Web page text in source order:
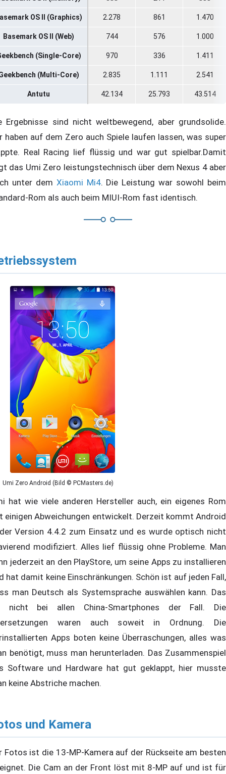
OS II (Graphics) 2.278 861 1.470
Basemark OS II (Web) 744 576 1.000
(Single-Core) 970 336 1.411
(Multi-Core) 2.835 1.111 2.541
Antutu 42.134 25.793 43.514
Ergebnisse sind nicht weltbewegend, aber grundsolide.
haben auf dem Zero auch Spiele laufen lassen, was super
Real Racing lief flüssig und war gut spielbar.Damit
das Umi Zero leistungstechnisch über dem Nexus 4 aber
unter dem Xiaomi Mi4. Die Leistung war sowohl beim
Rom als auch beim MIUI-Rom fast identisch.
Umi Zero Android (Bild © PCMasters.de)
hat wie viele anderen Hersteller auch, ein eigenes Rom
einigen Abweichungen entwickelt. Derzeit kommt Android
Version 4.4.2 zum Einsatz und es wurde optisch nicht
modifiziert. Alles lief flüssig ohne Probleme. Man
jederzeit an den PlayStore, um seine Apps zu installieren
hat damit keine Einschränkungen. Schön ist auf jeden Fall,
man Deutsch als Systemsprache auswählen kann. Das
nicht bei allen China-Smartphones der Fall. Die
waren auch soweit in Ordnung. Die
Apps boten keine Überraschungen, alles was
benötigt, muss man herunterladen. Das Zusammenspiel
Software und Hardware hat gut geklappt, hier musste
keine Abstriche machen.
und Kamera
Fotos ist die 13-MP-Kamera auf der Rückseite am besten
Die Cam an der Front löst mit 8-MP auf und ist für